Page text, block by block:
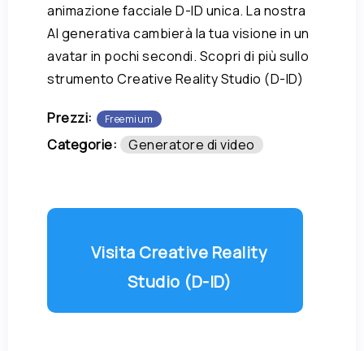
animazione facciale D-ID unica. La nostra
AI generativa cambierà la tua visione in un
avatar in pochi secondi. Scopri di più sullo
strumento Creative Reality Studio (D-ID)
Prezzi: Freemium
Categorie: Generatore di video
Visita Creative Reality
Studio (D-ID)